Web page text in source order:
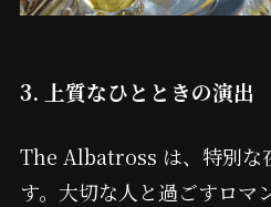
3. 上質なひとときの演出
The Albatross は、特別な
す。大切な人と過ごすロマ